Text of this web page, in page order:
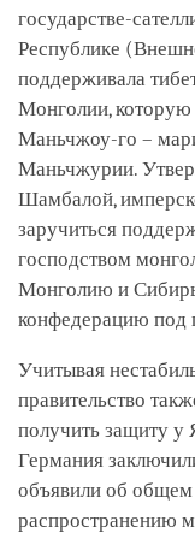
государстве-
Республике
поддерживала
Монголии, которую
Маньчжоу-го –
Маньчжурии.
Шамбалой,
заручиться
господством
Монголию и
конфедерацию под
Учитывая
правительство
получить защиту у
Германия
объявили об
распространению